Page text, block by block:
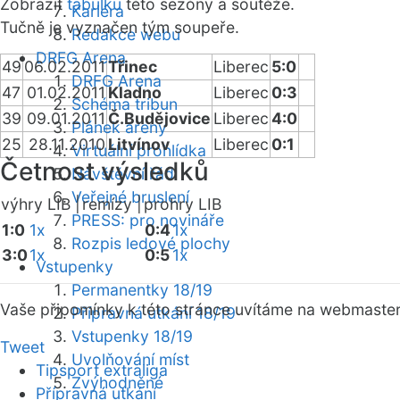
Kariéra
Redakce webu
DRFG Arena
DRFG Arena
Schéma tribun
Plánek areny
Virtuální prohlídka
Návštěvní řád
Veřejné bruslení
PRESS: pro novináře
Rozpis ledové plochy
Vstupenky
Permanentky 18/19
Přípravná utkání 18/19
Vstupenky 18/19
Uvolňování míst
Zvýhodněné
Zobrazit tabulku této sezóny a soutěže.
Tučně je vyznačen tým soupeře.
4906.02.2011Třinec Liberec 5:0
47 01.02.2011Kladno Liberec 0:3
39 09.01.2011 Č.Budějovice Liberec4:0
25 28.11.2010Litvínov Liberec 0:1
Četnost výsledků
výhry LIB |remízy | prohry LIB
1:0 1x
3:01x
0:41x
0:51x
Vaše připomínky k této stránce uvítáme na webmaster
Tweet
Tipsport extraliga
Přípravná utkání